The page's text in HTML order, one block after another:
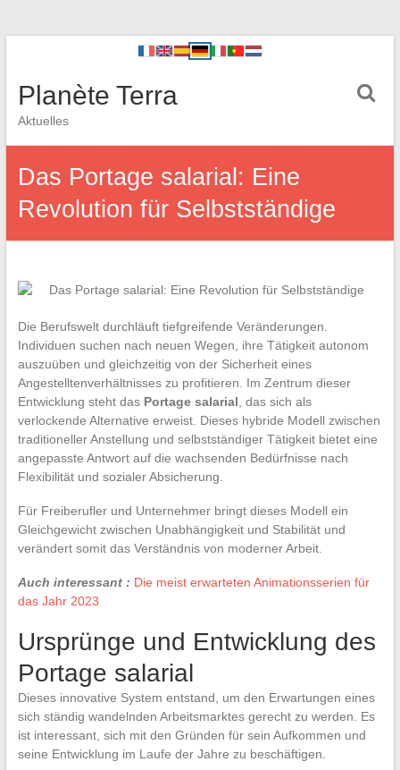
Planète Terra
Aktuelles
Das Portage salarial: Eine
Revolution für Selbstständige
Die Berufswelt durchläuft tiefgreifende Veränderungen.
Individuen suchen nach neuen Wegen, ihre Tätigkeit autonom
auszuüben und gleichzeitig von der Sicherheit eines
Angestelltenverhältnisses zu profitieren. Im Zentrum dieser
Entwicklung steht das Portage salarial , das sich als
verlockende Alternative erweist. Dieses hybride Modell zwischen
traditioneller Anstellung und selbstständiger Tätigkeit bietet eine
angepasste Antwort auf die wachsenden Bedürfnisse nach
Flexibilität und sozialer Absicherung.
Für Freiberufler und Unternehmer bringt dieses Modell ein
Gleichgewicht zwischen Unabhängigkeit und Stabilität und
verändert somit das Verständnis von moderner Arbeit.
Auch interessant : Die meist erwarteten Animationsserien für
das Jahr 2023
Ursprünge und Entwicklung des
Portage salarial
Dieses innovative System entstand, um den Erwartungen eines
sich ständig wandelnden Arbeitsmarktes gerecht zu werden. Es
ist interessant, sich mit den Gründen für sein Aufkommen und
seine Entwicklung im Laufe der Jahre zu beschäftigen.